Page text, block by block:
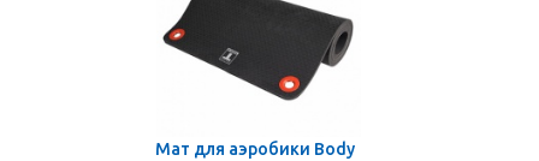
Мат для аэробики Body